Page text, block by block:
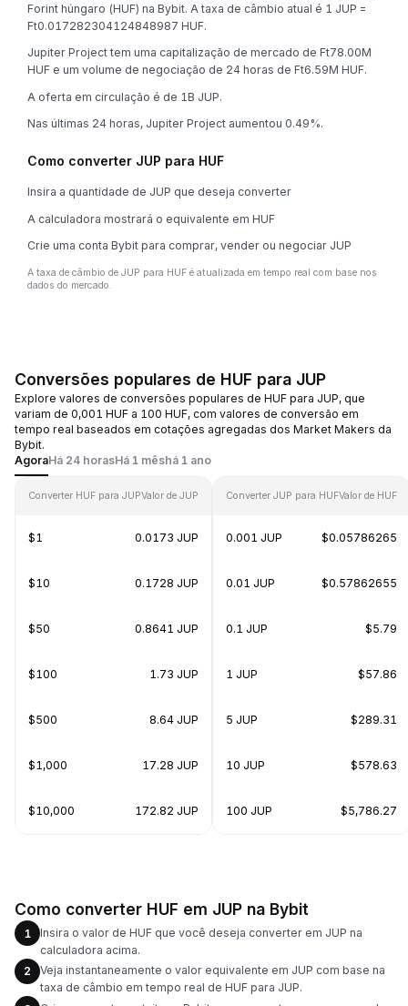
Forint húngaro (HUF) na Bybit. A taxa de câmbio atual é 1 JUP =
Ft0.017282304124848987 HUF.
Jupiter Project tem uma capitalização de mercado de Ft78.00M
HUF e um volume de negociação de 24 horas de Ft6.59M HUF.
A oferta em circulação é de 1B JUP.
Nas últimas 24 horas, Jupiter Project aumentou 0.49%.
Como converter JUP para HUF
Insira a quantidade de JUP que deseja converter
A calculadora mostrará o equivalente em HUF
Crie uma conta Bybit para comprar, vender ou negociar JUP
A taxa de câmbio de JUP para HUF é atualizada em tempo real com base nos
dados do mercado.
Conversões populares de HUF para JUP
Explore valores de conversões populares de HUF para JUP, que
variam de 0,001 HUF a 100 HUF, com valores de conversão em
tempo real baseados em cotações agregadas dos Market Makers da
Bybit.
AgoraHá 24 horasHá 1 mêshá 1 ano
Converter HUF para JUPValor de JUP
$1 0.0173 JUP
$10 0.1728 JUP
$50 0.8641 JUP
$100 1.73 JUP
$500 8.64 JUP
$1,000 17.28 JUP
$10,000 172.82 JUP
Converter JUP para HUFValor de HUF
0.001 JUP $0.05786265
0.01 JUP $0.57862655
0.1 JUP $5.79
1 JUP $57.86
5 JUP $289.31
10 JUP $578.63
100 JUP $5,786.27
Como converter HUF em JUP na Bybit
1
Insira o valor de HUF que você deseja converter em JUP na
calculadora acima.
2
Veja instantaneamente o valor equivalente em JUP com base na
taxa de câmbio em tempo real de HUF para JUP.